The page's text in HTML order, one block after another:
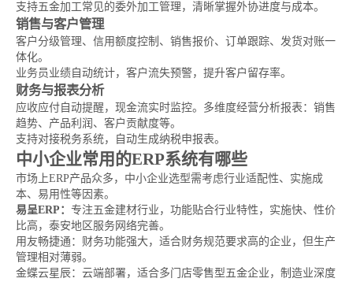
支持五金加工常见的委外加工管理，清晰掌握外协进度与成本。
销售与客户管理
客户分级管理、信用额度控制、销售报价、订单跟踪、发货对账一
体化。
业务员业绩自动统计，客户流失预警，提升客户留存率。
财务与报表分析
应收应付自动提醒，现金流实时监控。多维度经营分析报表：销售
趋势、产品利润、客户贡献度等。
支持对接税务系统，自动生成纳税申报表。
中小企业常用的ERP系统有哪些
市场上ERP产品众多，中小企业选型需考虑行业适配性、实施成
本、易用性等因素。
易呈ERP： 专注五金建材行业，功能贴合行业特性，实施快、性价
比高，泰安地区服务网络完善。
用友畅捷通：财务功能强大，适合财务规范要求高的企业，但生产
管理相对薄弱。
金蝶云星辰：云端部署，适合多门店零售型五金企业，制造业深度